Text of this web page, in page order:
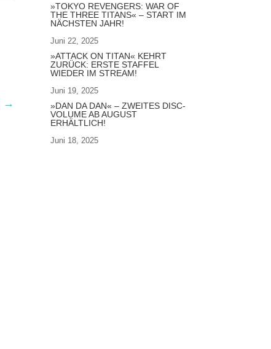
→
»TOKYO REVENGERS: WAR OF
THE THREE TITANS« – START IM
NÄCHSTEN JAHR!
Juni 22, 2025
»ATTACK ON TITAN« KEHRT
ZURÜCK: ERSTE STAFFEL
WIEDER IM STREAM!
Juni 19, 2025
»DAN DA DAN« – ZWEITES DISC-
VOLUME AB AUGUST
ERHÄLTLICH!
Juni 18, 2025